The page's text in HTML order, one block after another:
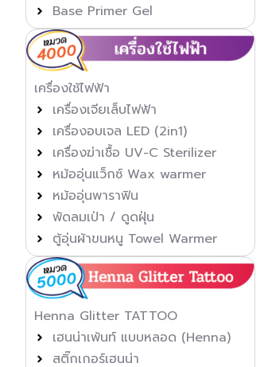
Base Primer Gel
เครื่องใช้ไฟฟ้า
เครื่องเจียเล็บไฟฟ้า
เครื่องอบเจล LED (2in1)
เครื่องฆ่าเชื้อ UV-C Sterilizer
หม้ออุ่นแว็กซ์ Wax warmer
หม้ออุ่นพาราฟิน
พัดลมเป่า / ดูดฝุ่น
ตู้อุ่นผ้าขนหนู Towel Warmer
Henna Glitter TATTOO
เฮนน่าเพ้นท์ แบบหลอด (Henna)
สติ๊กเกอร์เฮนน่า